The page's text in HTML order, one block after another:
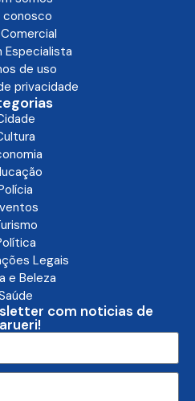
conosco
Especialista
de uso
privacidade
Legais
e Beleza
com noticias de